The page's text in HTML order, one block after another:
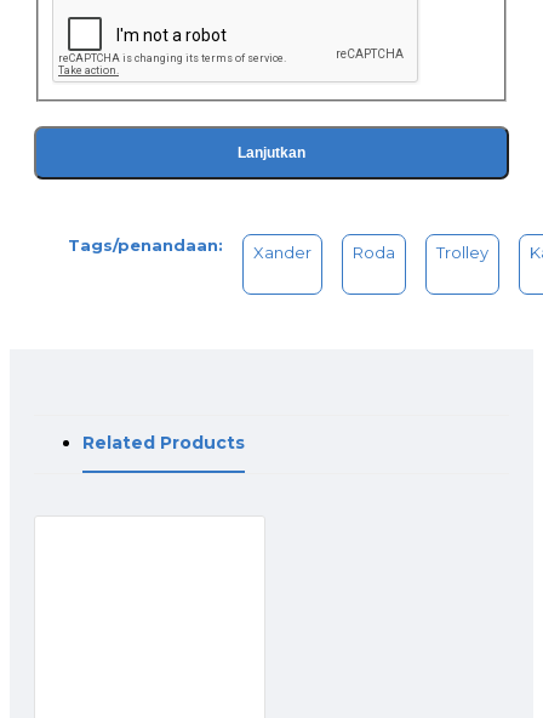
Lanjutkan
Tags/penandaan: Xander Roda Trolley
Related Products